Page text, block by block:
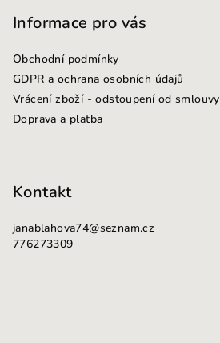
Informace pro vás
Obchodní podmínky
GDPR a ochrana osobních údajů
Vrácení zboží - odstoupení od smlouvy
Doprava a platba
Kontakt
janablahova74@seznam.cz
776273309